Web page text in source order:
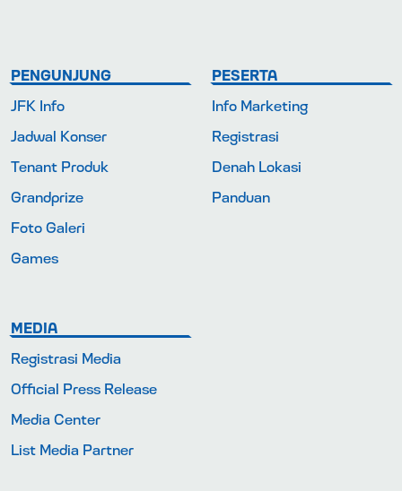
PENGUNJUNG
JFK Info
Jadwal Konser
Tenant Produk
Grandprize
Foto Galeri
Games
PESERTA
Info Marketing
Registrasi
Denah Lokasi
Panduan
MEDIA
Registrasi Media
Official Press Release
Media Center
List Media Partner